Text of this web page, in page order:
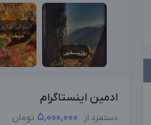
ادمین اینستاگرام
دستمزد از 5,000,000 تومان